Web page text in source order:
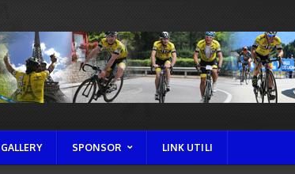
GALLERY SPONSOR LINK UTILI